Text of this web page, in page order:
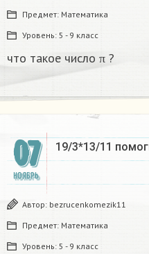
Предмет: Математика
Уровень: 5 - 9 класс
что такое число π ?
07
НОЯБРЬ
19/3*13/11
Автор: bezrucenkomezik11
Предмет: Математика
Уровень: 5 - 9 класс